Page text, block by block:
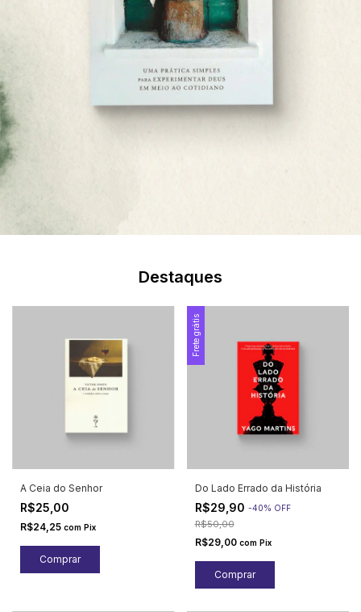
Destaques
A Ceia do Senhor
R$25,00
R$24,25 com Pix
Frete grátis
Do Lado Errado da História
R$29,90 -40% OFF
R$50,00
R$29,00 com Pix